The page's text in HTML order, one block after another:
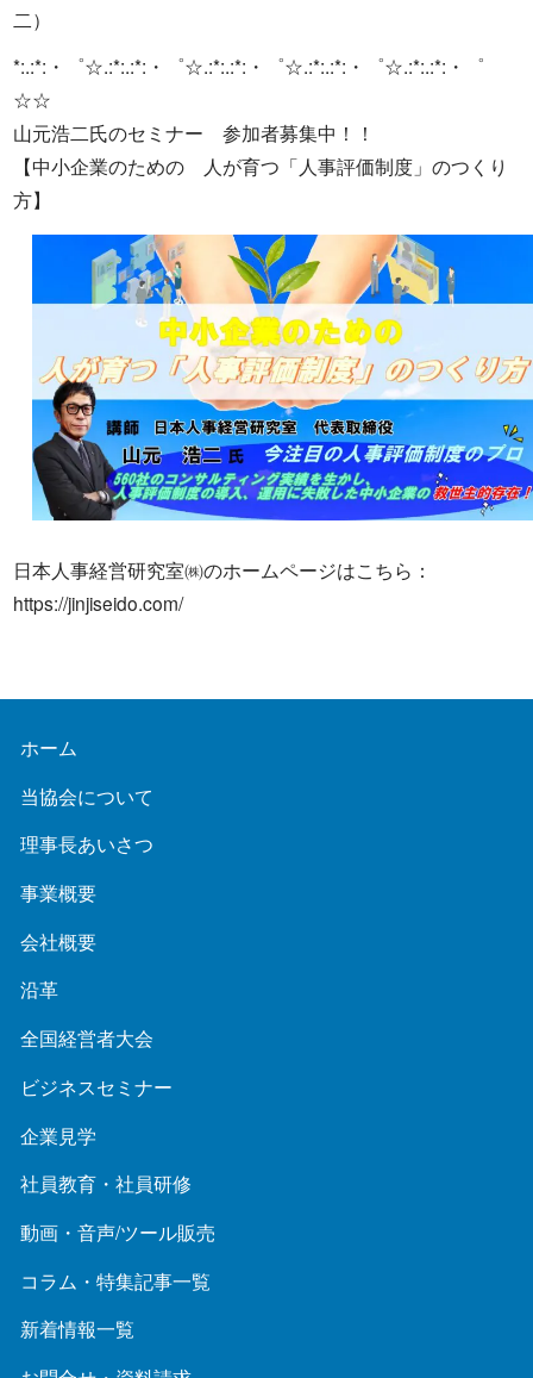
二）
*:.:*:・゜☆.:*:.:*:・゜☆.:*:.:*:・゜☆.:*:.:*:・゜☆.:*:.:*:・゜
☆☆
山元浩二氏のセミナー 参加者募集中！！
【中小企業のための 人が育つ「人事評価制度」のつくり
方】
日本人事経営研究室㈱のホームページはこちら ：
https://jinjiseido.com/
ホーム
当協会について
理事長あいさつ
事業概要
会社概要
沿革
全国経営者大会
ビジネスセミナー
企業見学
社員教育・社員研修
動画・音声/ツール販売
コラム・特集記事一覧
新着情報一覧